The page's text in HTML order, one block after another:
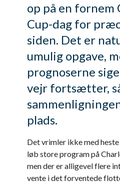
op på en fornem
Cup-dag for
siden. Det er
umulig opgave,
prognoserne
vejr fortsætter,
plads.
Det vrimler ikke med
løb store program på
men der er alligevel flere
vente i det forventede